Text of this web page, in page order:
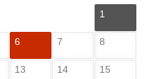
1
6 7 8
13 14 15